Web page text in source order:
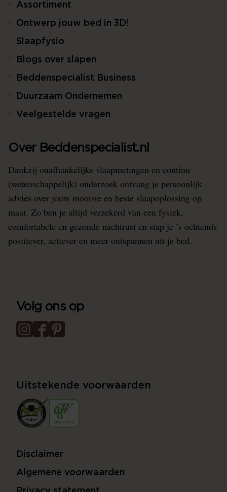
Assortiment
Ontwerp jouw bed in 3D!
Slaapfysio
Blogs over slapen
Beddenspecialist Business
Duurzaam Ondernemen
Veelgestelde vragen
Over Beddenspecialist.nl
Dankzij onafhankelijke slaapmetingen en continu
(wetenschappelijk) onderzoek ontvang je persoonlijk
advies over jouw mooiste en beste slaapoplossing op
maat. Zo ben je altijd verzekerd van een fysiek,
comfortabele en gezonde nachtrust en stap je ’s ochtends
positiever, actiever en meer ontspannen uit je bed.
Volg ons op
Uitstekende voorwaarden
Disclaimer
Algemene voorwaarden